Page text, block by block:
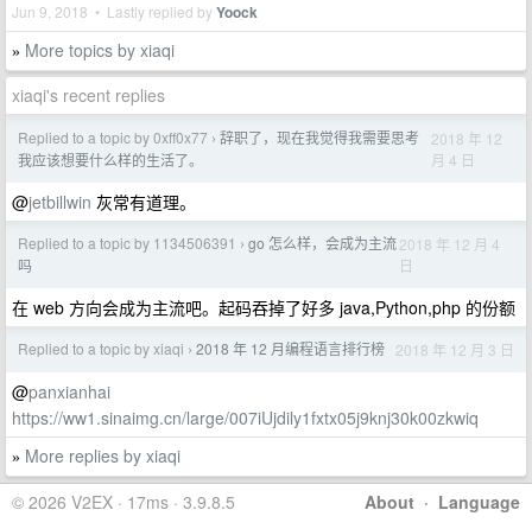
Jun 9, 2018 • Lastly replied byYoock
» More topics by xiaqi
xiaqi's recent replies
Replied to a topic by 0xff0x77 › 辞职了，现在我觉得我需要思考
我应该想要什么样的生活了。
2018 年 12
月 4 日
@jetbillwin 灰常有道理。
Replied to a topic by 1134506391 › go 怎么样，会成为主流
吗
2018 年 12 月 4
日
在 web 方向会成为主流吧。起码吞掉了好多 java,Python,php 的份额
Replied to a topic by xiaqi › 2018 年 12 月编程语言排行榜 2018 年 12 月 3 日
@panxianhai
https://ww1.sinaimg.cn/large/007iUjdily1fxtx05j9knj30k00zkwiq
» More replies by xiaqi
About · Language
© 2026 V2EX · 17ms · 3.9.8.5